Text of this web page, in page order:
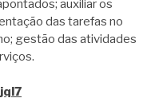
auxiliar os
das tarefas no
gestão das atividades